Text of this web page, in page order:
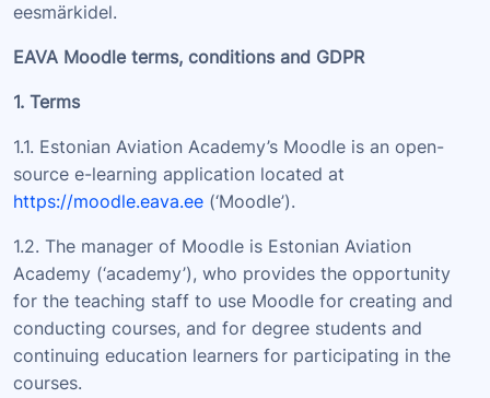
eesmärkidel.
EAVA Moodle terms, conditions and GDPR
1. Terms
1.1. Estonian Aviation Academy’s Moodle is an open-
source e-learning application located at
https://moodle.eava.ee (‘Moodle’).
1.2. The manager of Moodle is Estonian Aviation
Academy (‘academy’), who provides the opportunity
for the teaching staff to use Moodle for creating and
conducting courses, and for degree students and
continuing education learners for participating in the
courses.